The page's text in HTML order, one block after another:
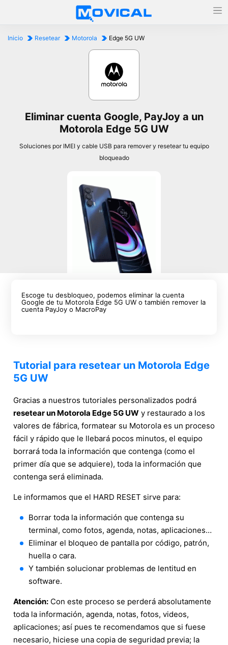
Inicio Resetear Motorola Edge 5G UW
Eliminar cuenta Google, PayJoy a un
Motorola Edge 5G UW
Soluciones por IMEI y cable USB para remover y resetear tu equipo
bloqueado
Escoge tu desbloqueo, podemos eliminar la cuenta
Google de tu Motorola Edge 5G UW o también remover la
cuenta PayJoy o MacroPay
Tutorial para resetear un Motorola Edge
5G UW
Gracias a nuestros tutoriales personalizados podrá
resetear un Motorola Edge 5G UW y restaurado a los
valores de fábrica, formatear su Motorola es un proceso
fácil y rápido que le llebará pocos minutos, el equipo
borrará toda la información que contenga (como el
primer día que se adquiere), toda la información que
contenga será eliminada.
Le informamos que el HARD RESET sirve para:
Borrar toda la información que contenga su
terminal, como fotos, agenda, notas, aplicaciones…
Eliminar el bloqueo de pantalla por código, patrón,
huella o cara.
Y también solucionar problemas de lentitud en
software.
Atención: Con este proceso se perderá absolutamente
toda la información, agenda, notas, fotos, videos,
aplicaciones; así pues te recomendamos que si fuese
necesario, hiciese una copia de seguridad previa; la